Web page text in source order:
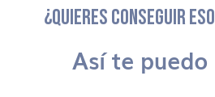
¿QUIERES CONSEGUIR
Así te